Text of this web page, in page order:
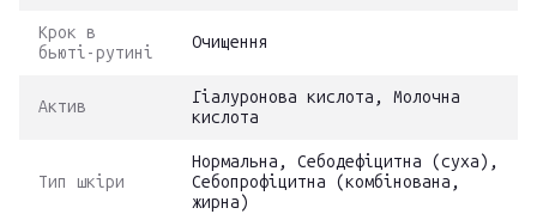
Крок в
бьюті-рутині
Очищення
Актив
Гіалуронова кислота, Молочна
кислота
Тип шкіри
Нормальна, Себодефіцитна (суха),
Себопрофіцитна (комбінована,
жирна)